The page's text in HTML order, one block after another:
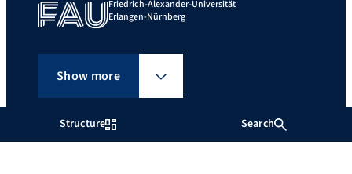
Structure Search
Friedrich-Alexander-Universität
Erlangen-Nürnberg
Show more